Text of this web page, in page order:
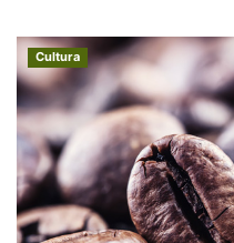
Cultura